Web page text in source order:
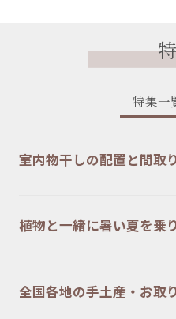
特集一
室内物干しの配置と間取り
植物と一緒に暑い夏を乗
全国各地の手土産・お取